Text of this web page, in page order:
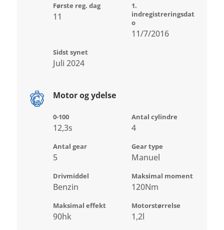
Første reg. dag
11
1.
indregistreringsdat
o
11/7/2016
Sidst synet
Juli 2024
Motor og ydelse
0-100
12,3s
Antal cylindre
4
Antal gear
5
Gear type
Manuel
Drivmiddel
Benzin
Maksimal moment
120Nm
Maksimal effekt
90hk
Motorstørrelse
1,2l